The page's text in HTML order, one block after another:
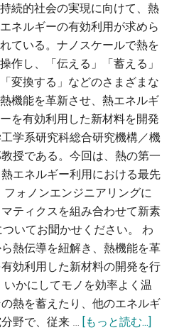
ー
卓
越
研
究
教
授
胞
を
つ
く
り、
物
質
と
生
命
の
違
い
を
解
明
す
る
持続的社会の実現に向けて、熱
エネルギーの有効利用が求めら
れている。ナノスケールで熱を
操作し、「伝える」「蓄える」
「変換する」などのさまざまな
熱機能を革新させ、熱エネルギ
ーを有効利用した新材料を開発
学系研究科総合研究機構／機
授である。今回は、熱の第一
エネルギー利用における最先
ォノンエンジニアリングに
ティクスを組み合わせて新素
いてお聞かせください。 わ
熱伝導を紐解き、熱機能を革
効利用した新材料の開発を行
かにしてモノを効率よく温
熱を蓄えたり、他のエネルギ
野で、従来 …
[もっと読む...]